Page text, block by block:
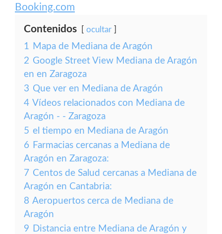
Booking.com
Contenidos ocultar
1 Mapa de Mediana de Aragón
2 Google Street View Mediana de Aragón
en en Zaragoza
3 Que ver en Mediana de Aragón
4 Vídeos relacionados con Mediana de
Aragón - - Zaragoza
5 el tiempo en Mediana de Aragón
6 Farmacias cercanas a Mediana de
Aragón en Zaragoza:
7 Centos de Salud cercanas a Mediana de
Aragón en Cantabria:
8 Aeropuertos cerca de Mediana de
Aragón
9 Distancia entre Mediana de Aragón y